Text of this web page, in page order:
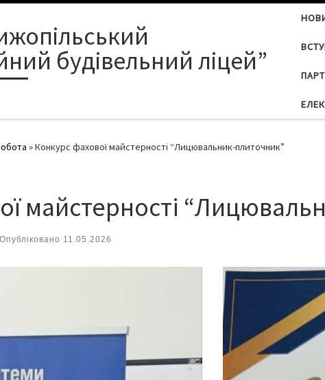
будівельний ліцей”
»Конкурс фахової майстерності “Лицювальник-плиточник”
майстерності
Опубліковано 11.05.2026